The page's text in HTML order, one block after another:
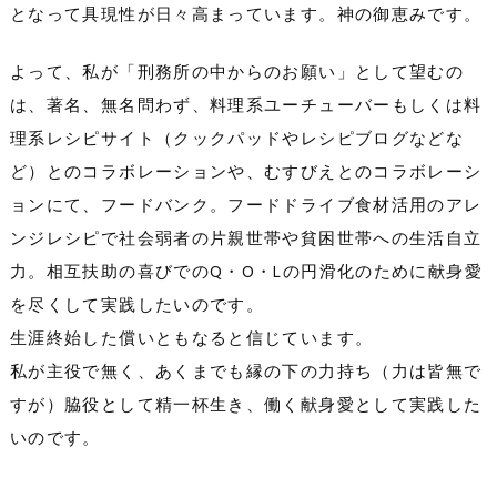
となって具現性が日々高まっています。神の御恵みです。
よって、私が「刑務所の中からのお願い」として望むの
は、著名、無名問わず、料理系ユーチューバーもしくは料
理系レシピサイト（クックパッドやレシピブログなどな
ど）とのコラボレーションや、むすびえとのコラボレーシ
ョンにて、フードバンク。フードドライブ食材活用のアレ
ンジレシピで社会弱者の片親世帯や貧困世帯への生活自立
力。相互扶助の喜びでのQ・O・Lの円滑化のために献身愛
を尽くして実践したいのです。
生涯終始した償いともなると信じています。
私が主役で無く、あくまでも縁の下の力持ち（力は皆無で
すが）脇役として精一杯生き、働く献身愛として実践した
いのです。